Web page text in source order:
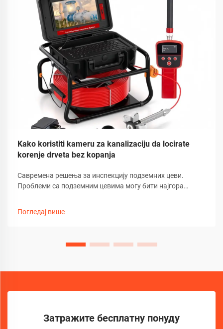
Kako koristiti kameru za kanalizaciju da locirate
korenje drveta bez kopanja
Савремена решења за инспекцију подземних цеви.
Проблеми са подземним цевима могу бити најгора
револуционирала је начин на који откривамо и
Погледај више
Затражите бесплатну понуду